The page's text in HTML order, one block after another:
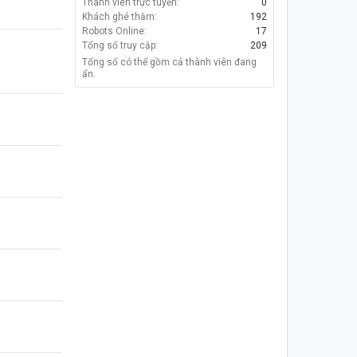
Thành viên trực tuyến:
0
Khách ghé thăm:
192
Robots Online:
17
Tổng số truy cập:
209
Tổng số có thể gồm cả thành viên đang
ẩn.